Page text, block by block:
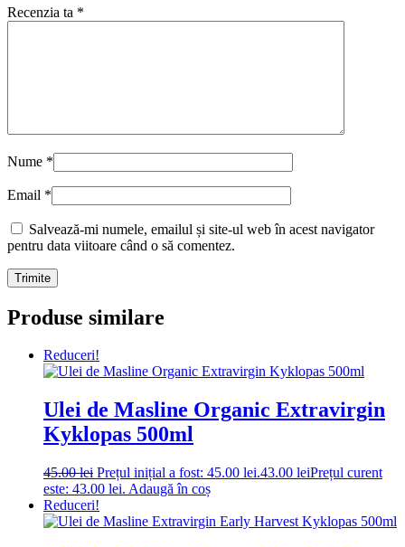
Recenzia ta *
Nume *
Email *
Salvează-mi numele, emailul și site-ul web în acest navigator
pentru data viitoare când o să comentez.
Produse similare
Reduceri!
Ulei de Masline Organic Extravirgin
Kyklopas 500ml
45.00lei Prețul inițial a fost: 45.00 lei.43.00 leiPrețul curent
este: 43.00 lei. Adaugă în coș
Reduceri!